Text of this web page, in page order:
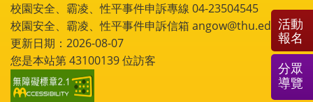
校園安全、霸凌、性平事件申訴專線 04-23504545
校園安全、霸凌、性平事件申訴信箱 angow@thu.edu.tw
更新日期：2026-08-07
您是本站第43100139位訪客
活動
報名
分眾
導覽